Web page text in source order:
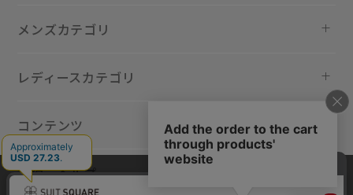
メンズカテゴリ
レディースカテゴリ
コンテンツ
規約・ヘルプ